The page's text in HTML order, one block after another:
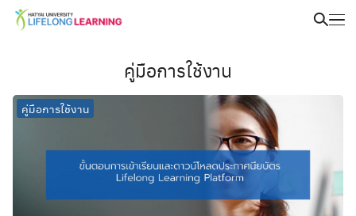
คู่มือการใช้งาน
คู่มือการใช้งาน